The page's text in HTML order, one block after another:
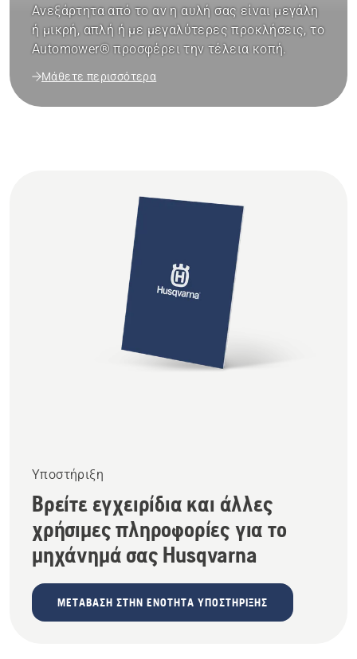
Ανεξάρτητα από το αν η αυλή σας είναι μεγάλη
ή μικρή, απλή ή με μεγαλύτερες προκλήσεις, το
Automower® προσφέρει την τέλεια κοπή.
Μάθετε περισσότερα
Υποστήριξη
Βρείτε εγχειρίδια και άλλες
χρήσιμες πληροφορίες για το
μηχάνημά σας Husqvarna
ΜΕΤΆΒΑΣΗ ΣΤΗΝ ΕΝΌΤΗΤΑ ΥΠΟΣΤΉΡΙΞΗΣ